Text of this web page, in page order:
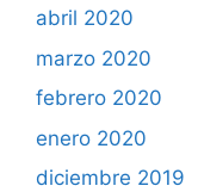
abril 2020
marzo 2020
febrero 2020
enero 2020
diciembre 2019